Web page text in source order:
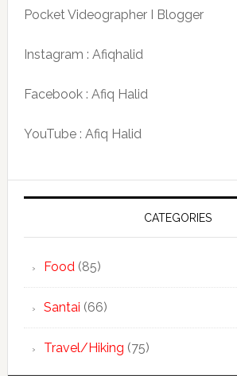
Pocket Videographer I Blogger
Instagram : Afiqhalid
Facebook : Afiq Halid
YouTube : Afiq Halid
CATEGORIES
Food(85)
Santai (66)
Travel/Hiking (75)